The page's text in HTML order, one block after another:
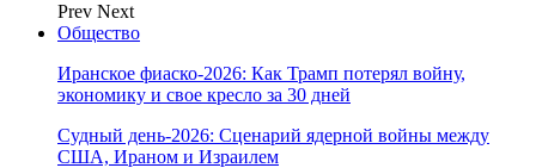
Prev Next
Общество
Иранское фиаско-2026: Как Трамп потерял войну,
экономику и свое кресло за 30 дней
Судный день-2026: Сценарий ядерной войны между
США, Ираном и Израилем